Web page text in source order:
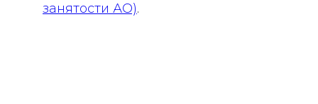
занятости АО).